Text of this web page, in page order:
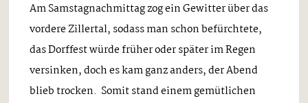
Am Samstagnachmittag zog ein Gewitter über das
vordere Zillertal, sodass man schon befürchtete,
das Dorffest würde früher oder später im Regen
versinken, doch es kam ganz anders, der Abend
blieb trocken. Somit stand einem gemütlichen